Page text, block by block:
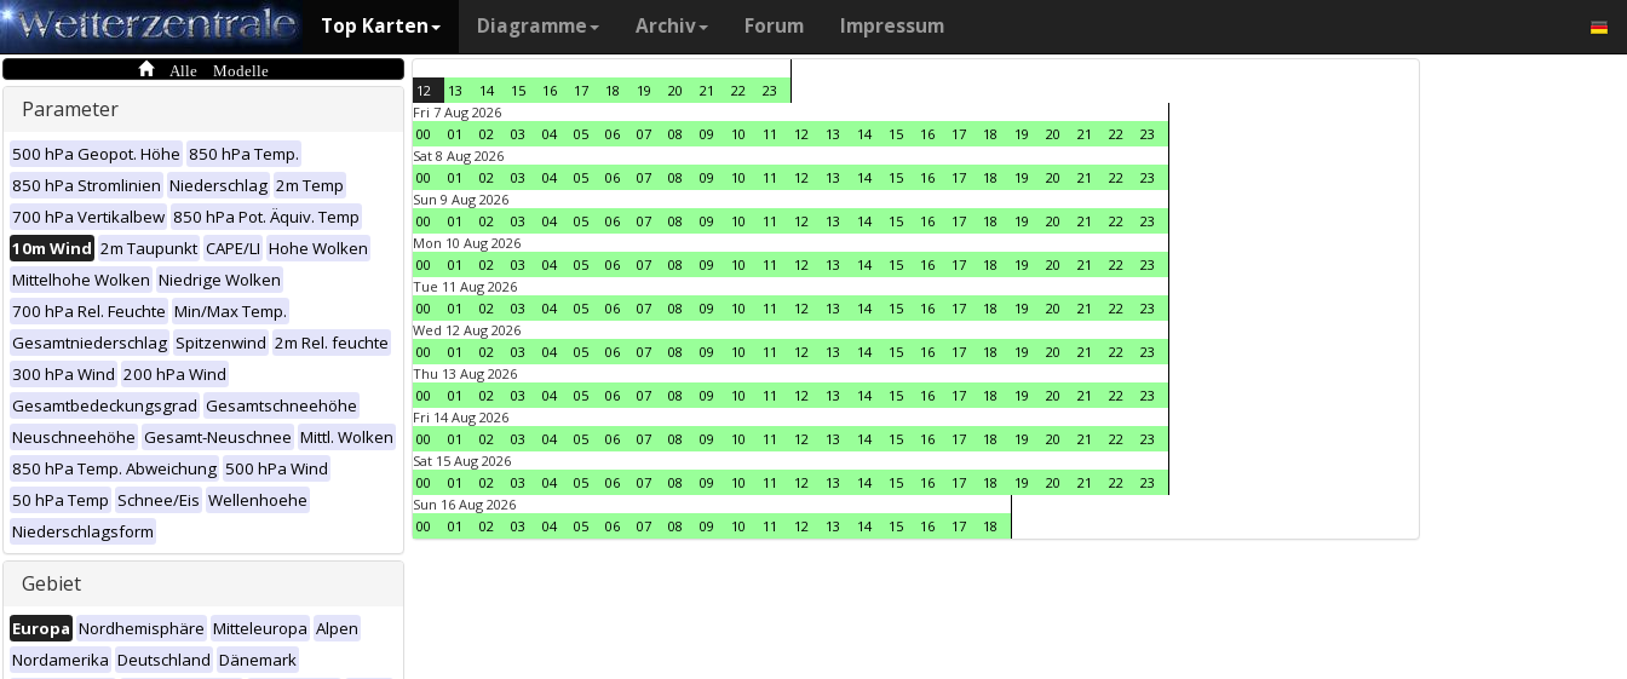
Top Karten Diagramme Archiv Forum Impressum
Alle Modelle
Parameter
500 hPa Geopot. Höhe 850 hPa Temp.
850 hPa Stromlinien Niederschlag 2m Temp
700 hPa Vertikalbew 850 hPa Pot. Äquiv. Temp
10m Wind 2m Taupunkt CAPE/LI Hohe Wolken
Mittelhohe Wolken Niedrige Wolken
700 hPa Rel. Feuchte Min/Max Temp.
Gesamtniederschlag Spitzenwind 2m Rel. feuchte
300 hPa Wind 200 hPa Wind
Gesamtbedeckungsgrad Gesamtschneehöhe
Neuschneehöhe Gesamt-Neuschnee Mittl. Wolken
850 hPa Temp. Abweichung 500 hPa Wind
50 hPa Temp Schnee/Eis Wellenhoehe
Niederschlagsform
Gebiet
Europa Nordhemisphäre Mitteleuropa Alpen
Nordamerika Deutschland Dänemark
12 13 14 15 16 17 18 19 20 21 22
23
Fri 7 Aug 2026
00
01 02 03 04 05 06 07 08 09 10 11 12 13 14 15 16 17 18 19 20 21 22
23
Sat 8 Aug 2026
00
01 02 03 04 05 06 07 08 09 10 11 12 13 14 15 16 17 18 19 20 21 22
23
Sun 9 Aug 2026
00
01 02 03 04 05 06 07 08 09 10 11 12 13 14 15 16 17 18 19 20 21 22
23
Mon 10 Aug 2026
00
01 02 03 04 05 06 07 08 09 10 11 12 13 14 15 16 17 18 19 20 21 22
23
Tue 11 Aug 2026
00
01 02 03 04 05 06 07 08 09 10 11 12 13 14 15 16 17 18 19 20 21 22
23
Wed 12 Aug 2026
00
01 02 03 04 05 06 07 08 09 10 11 12 13 14 15 16 17 18 19 20 21 22
23
Thu 13 Aug 2026
00
01 02 03 04 05 06 07 08 09 10 11 12 13 14 15 16 17 18 19 20 21 22
23
Fri 14 Aug 2026
00
01 02 03 04 05 06 07 08 09 10 11 12 13 14 15 16 17 18 19 20 21 22
23
Sat 15 Aug 2026
00
01 02 03 04 05 06 07 08 09 10 11 12 13 14 15 16 17 18 19 20 21 22
23
Sun 16 Aug 2026
00
01 02 03 04 05 06 07 08 09 10 11 12 13 14 15 16 17 18